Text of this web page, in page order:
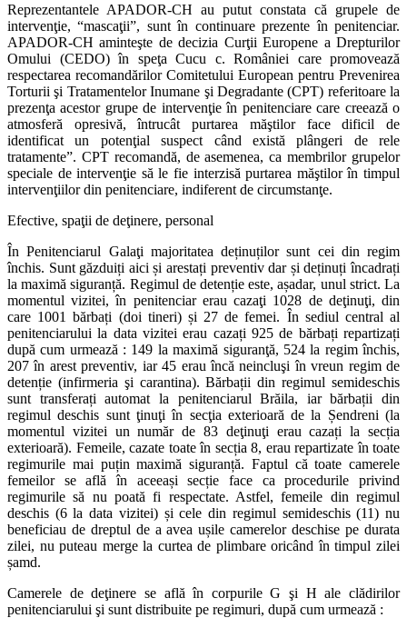
Reprezentantele APADOR-CH au putut constata că grupele de
intervenţie, “mascaţii”, sunt în continuare prezente în penitenciar.
APADOR-CH aminteşte de decizia Curţii Europene a Drepturilor
Omului (CEDO) în speţa Cucu c. României care promovează
respectarea recomandărilor Comitetului European pentru Prevenirea
Torturii şi Tratamentelor Inumane şi Degradante (CPT) referitoare la
prezenţa acestor grupe de intervenţie în penitenciare care creează o
atmosferă opresivă, întrucât purtarea măştilor face dificil de
identificat un potenţial suspect când există plângeri de rele
tratamente”. CPT recomandă, de asemenea, ca membrilor grupelor
speciale de intervenţie să le fie interzisă purtarea măştilor în timpul
intervenţiilor din penitenciare, indiferent de circumstanţe.
Efective, spaţii de deţinere, personal
În Penitenciarul Galaţi majoritatea deținuților sunt cei din regim
închis. Sunt găzduiți aici și arestați preventiv dar și deținuți încadrați
la maximă siguranță. Regimul de detenție este, așadar, unul strict. La
momentul vizitei, în penitenciar erau cazaţi 1028 de deţinuţi, din
care 1001 bărbați (doi tineri) și 27 de femei. În sediul central al
penitenciarului la data vizitei erau cazați 925 de bărbați repartizați
după cum urmează : 149 la maximă siguranţă, 524 la regim închis,
207 în arest preventiv, iar 45 erau încă neincluşi în vreun regim de
detenție (infirmeria şi carantina). Bărbații din regimul semideschis
sunt transferați automat la penitenciarul Brăila, iar bărbații din
regimul deschis sunt ţinuţi în secţia exterioară de la Șendreni (la
momentul vizitei un număr de 83 deţinuţi erau cazați la secția
exterioară). Femeile, cazate toate în secția 8, erau repartizate în toate
regimurile mai puțin maximă siguranță. Faptul că toate camerele
femeilor se află în aceeași secție face ca procedurile privind
regimurile să nu poată fi respectate. Astfel, femeile din regimul
deschis (6 la data vizitei) și cele din regimul semideschis (11) nu
beneficiau de dreptul de a avea ușile camerelor deschise pe durata
zilei, nu puteau merge la curtea de plimbare oricând în timpul zilei
șamd.
Camerele de deţinere se află în corpurile G şi H ale clădirilor
penitenciarului şi sunt distribuite pe regimuri, după cum urmează :